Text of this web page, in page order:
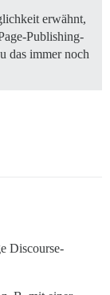
erwähnt,
Publishing-
das immer noch
Discourse-